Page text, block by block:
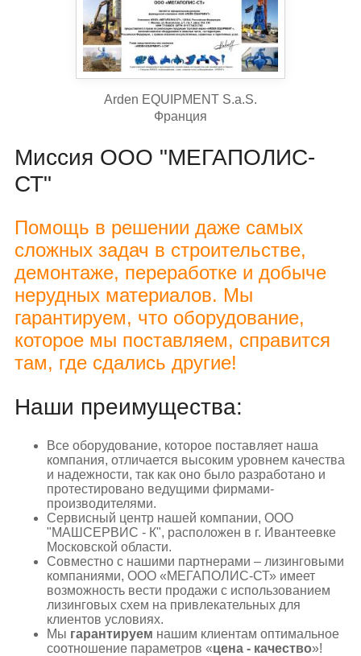
Arden EQUIPMENT S.a.S.
Франция
Миссия ООО "МЕГАПОЛИС-
СТ"
Помощь в решении даже самых
сложных задач в строительстве,
демонтаже, переработке и добыче
нерудных материалов. Мы
гарантируем, что оборудование,
которое мы поставляем, справится
там, где сдались другие!
Наши преимущества:
Все оборудование, которое поставляет наша
компания, отличается высоким уровнем качества
и надежности, так как оно было разработано и
протестировано ведущими фирмами-
производителями.
Сервисный центр нашей компании, ООО
"МАШСЕРВИС - К", расположен в г. Ивантеевке
Московской области.
Совместно с нашими партнерами – лизинговыми
компаниями, ООО «МЕГАПОЛИС-СТ» имеет
возможность вести продажи с использованием
лизинговых схем на привлекательных для
клиентов условиях.
Мы гарантируем нашим клиентам оптимальное
соотношение параметров «цена - качество»!